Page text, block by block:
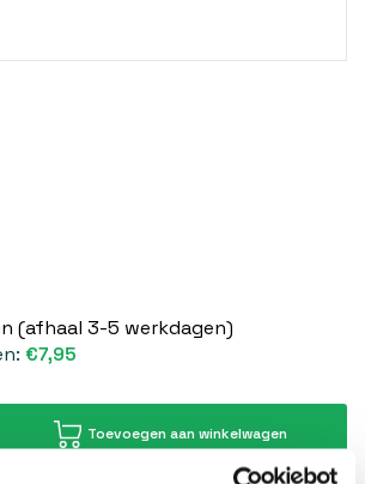
(afhaal 3-5 werkdagen)
€7,95
Toevoegen aan winkelwagen